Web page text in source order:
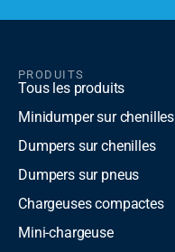
PRODUITS
Tous les produits
Minidumper sur chenilles
Dumpers sur chenilles
Dumpers sur pneus
Chargeuses compactes
Mini-chargeuse